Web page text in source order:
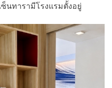
นทารามีโรงแรมตั้งอยู่